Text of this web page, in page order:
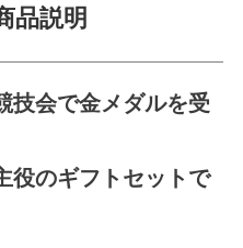
品説明
技会で金メダルを受
役のギフトセットで